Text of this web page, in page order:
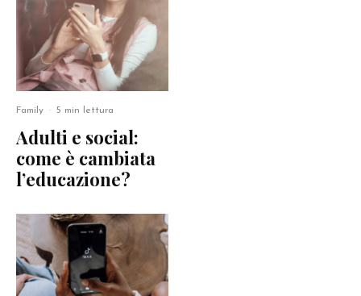
Family · 5 min lettura
Adulti e social:
come è cambiata
l’educazione?